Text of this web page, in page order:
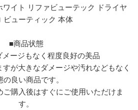
ワイト リファビューテック ドライヤ
ビューティック 本体
■商品状態
メージもなく程度良好の美品
すが大きなダメージや汚れなどもなく
の良い商品です。
ご購入後はすぐにご使用いただけま
す。